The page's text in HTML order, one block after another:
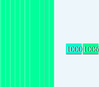
10001006